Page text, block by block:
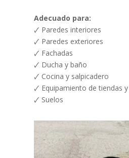
Adecuado para:
🗸 Paredes interiores
🗸 Paredes exteriores
🗸 Fachadas
🗸 Ducha y baño
🗸 Cocina y salpicadero
🗸 Equipamiento de tiendas
🗸 Suelos